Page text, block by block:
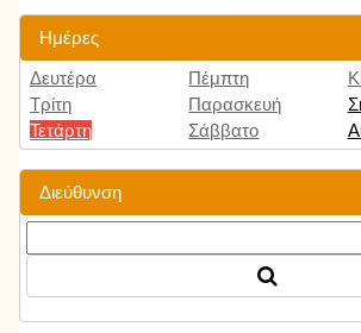
Ημέρες
Δευτέρα
Τρίτη
Τετάρτη
Πέμπτη
Παρασκευή
Σάββατο
Διεύθυνση